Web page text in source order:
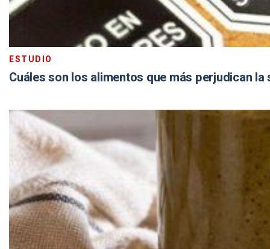
ESTUDIO
Cuáles son los alimentos que más perjudican